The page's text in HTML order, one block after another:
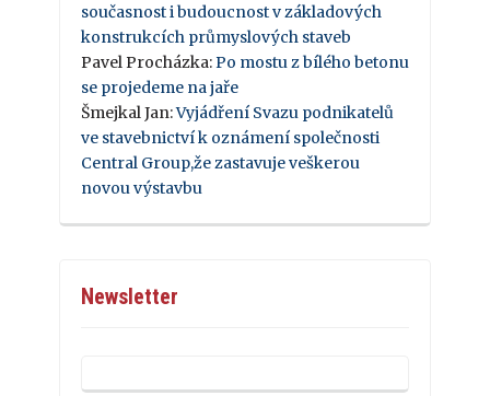
současnost i budoucnost v základových
konstrukcích průmyslových staveb
Pavel Procházka: Po mostu z bílého betonu
se projedeme na jaře
Šmejkal Jan:Vyjádření Svazu podnikatelů
ve stavebnictví k oznámení společnosti
Central Group,že zastavuje veškerou
novou výstavbu
Newsletter